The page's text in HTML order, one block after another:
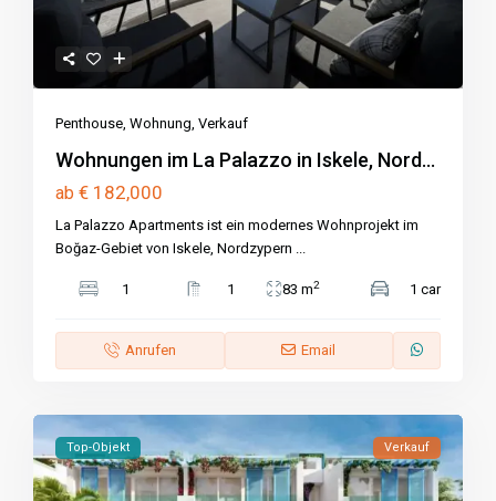
Penthouse ,Wohnung ,Verkauf
Wohnungen im La Palazzo in Iskele, Nord...
ab € 182,000
La Palazzo Apartments ist ein modernes Wohnprojekt im
Boğaz-Gebiet von Iskele, Nordzypern
1 1 83 m2 1 car
Anrufen Email
Top-Objekt Verkauf